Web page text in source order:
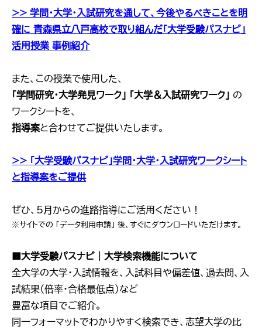
>> 学問・大学・入試研究を通して、今後やるべきことを明
確に 青森県立八戸高校で取り組んだ「大学受験パスナビ」
活用授業 事例紹介
また、この授業で使用した、
「学問研究・大学発見ワーク」 「大学＆入試研究ワーク」 の
ワークシートを、
指導案と合わせてご提供いたします。
>> 「大学受験パスナビ」学問・大学・入試研究ワークシート
と指導案をご提供
ぜひ、5月からの進路指導にご活用ください！
※サイトでの 「データ利用申請」 後、すぐにダウンロードいただけます。
■大学受験パスナビ｜大学検索機能について
全大学の大学・入試情報を、入試科目や偏差値、過去問、入
試結果（倍率・合格最低点）など
豊富な項目でご紹介。
同一フォーマットでわかりやすく検索でき、志望大学の比